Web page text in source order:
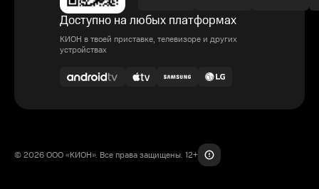
Доступно на любых платформах
КИОН в твоей приставке, телевизоре и других
устройствах
© 2026 ООО «КИОН». Все права защищены. 12+